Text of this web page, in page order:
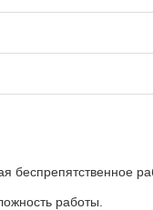
беспрепятственное
работы.